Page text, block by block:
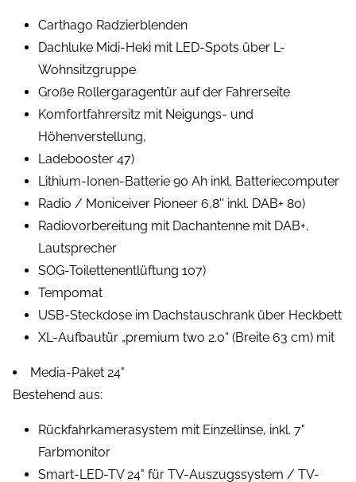
Carthago Radzierblenden
Dachluke Midi-Heki mit LED-Spots über L-
Wohnsitzgruppe
Große Rollergaragentür auf der Fahrerseite
Komfortfahrersitz mit Neigungs- und
Höhenverstellung,
Ladebooster 47)
Lithium-Ionen-Batterie 90 Ah inkl. Batteriecomputer
Radio / Moniceiver Pioneer 6,8'' inkl. DAB+ 80)
Radiovorbereitung mit Dachantenne mit DAB+,
Lautsprecher
SOG-Toilettenentlüftung 107)
Tempomat
USB-Steckdose im Dachstauschrank über Heckbett
XL-Aufbautür „premium two 2.0“ (Breite 63 cm) mit
Media-Paket 24"
Bestehend aus:
Rückfahrkamerasystem mit Einzellinse, inkl. 7"
Farbmonitor
Smart-LED-TV 24" für TV-Auszugssystem / TV-